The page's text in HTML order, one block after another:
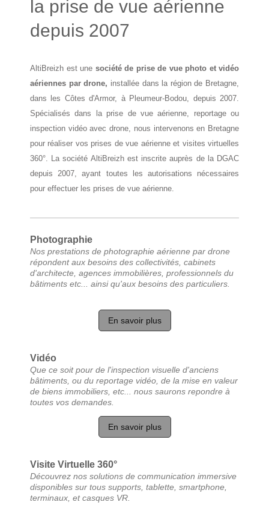
la prise de vue aérienne
depuis 2007
AltiBreizh est une société de prise de vue photo et vidéo
aériennes par drone, installée dans la région de Bretagne,
dans les Côtes d'Armor, à Pleumeur-Bodou, depuis 2007.
Spécialisés dans la prise de vue aérienne, reportage ou
inspection vidéo avec drone, nous intervenons en Bretagne
pour réaliser vos prises de vue aérienne et visites virtuelles
360°. La société AltiBreizh est inscrite auprès de la DGAC
depuis 2007, ayant toutes les autorisations nécessaires
pour effectuer les prises de vue aérienne.
Photographie
Nos prestations de photographie aérienne par drone
répondent aux besoins des collectivités, cabinets
d'architecte, agences immobilières, professionnels du
bâtiments etc... ainsi qu'aux besoins des particuliers.
En savoir plus
Vidéo
Que ce soit pour de l'inspection visuelle d'anciens
bâtiments, ou du reportage vidéo, de la mise en valeur
de biens immobiliers, etc... nous saurons repondre à
toutes vos demandes.
En savoir plus
Visite Virtuelle 360°
Découvrez nos solutions de communication immersive
disponibles sur tous supports, tablette, smartphone,
terminaux, et casques VR.